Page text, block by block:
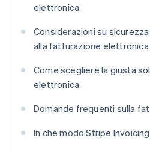
elettronica
Considerazioni su
alla fatturazione elettronica
Come scegliere la giusta
elettronica
Domande frequenti sulla
In che modo Stripe